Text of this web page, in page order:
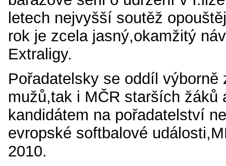
letech nejvyšší soutěž
rok je zcela jasný,okamžitý
Extraligy.
Pořadatelsky se oddíl výborně
mužů,tak i MČR starších žáků
kandidátem na pořadatelství
evropské softbalové
2010.